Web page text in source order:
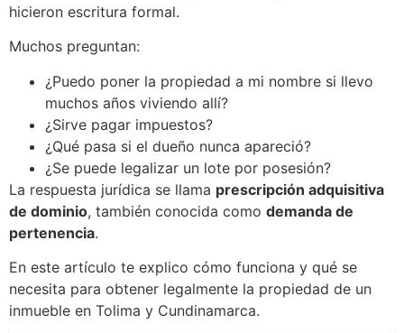
hicieron escritura formal.
Muchos preguntan:
¿Puedo poner la propiedad a mi nombre si llevo
muchos años viviendo allí?
¿Sirve pagar impuestos?
¿Qué pasa si el dueño nunca apareció?
¿Se puede legalizar un lote por posesión?
La respuesta jurídica se llama prescripción adquisitiva
de dominio, también conocida como demanda de
pertenencia.
En este artículo te explico cómo funciona y qué se
necesita para obtener legalmente la propiedad de un
inmueble en Tolima y Cundinamarca.